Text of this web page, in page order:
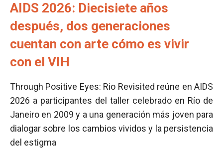
AIDS 2026: Diecisiete años
después, dos generaciones
cuentan con arte cómo es vivir
con el VIH
Through Positive Eyes: Rio Revisited reúne en AIDS
2026 a participantes del taller celebrado en Río de
Janeiro en 2009 y a una generación más joven para
dialogar sobre los cambios vividos y la persistencia
del estigma